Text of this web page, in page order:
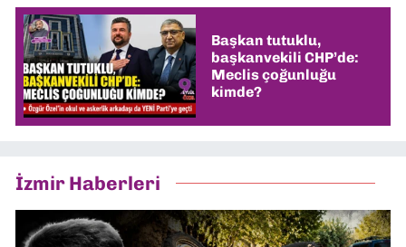
Başkan tutuklu,
başkanvekili CHP’de:
Meclis çoğunluğu
kimde?
İzmir Haberleri